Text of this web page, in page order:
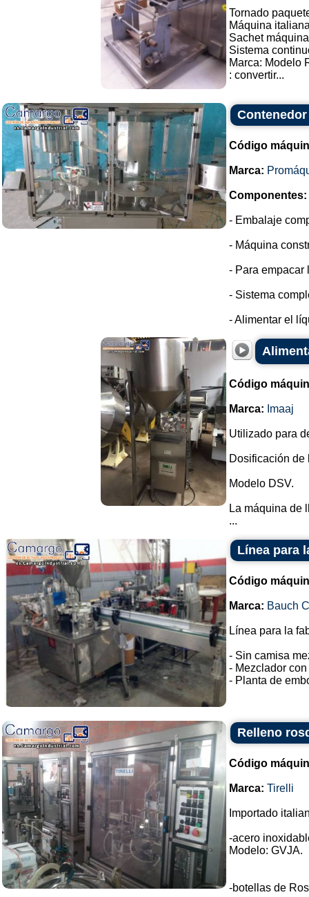
Tornado
Máquina
Sachet
Sistema
Marca: Modelo
: convertir...
Código
Marca:
Componentes:
- Embalaje
- Máquina
- Para empacar
- Sistema
- Alimentar el
Código
Marca: Imaaj
Utilizado para
Dosificación de
Modelo DSV.
La máquina de
...
Línea para
Código
Marca: Bauch
Línea para la
- Sin camisa
- Mezclador
- Planta de
Relleno
Código
Marca: Tirelli
Importado
-acero
Modelo: GVJA.
-botellas de